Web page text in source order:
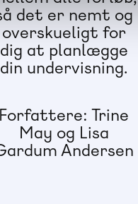
det er nemt og
overskueligt for
dig at planlægge
din undervisning.
Forfattere: Trine
May og Lisa
Andersen